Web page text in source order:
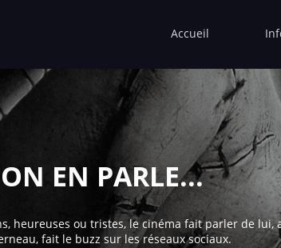
Accueil
ON EN PARLE...
heureuses ou tristes, le cinéma fait parler de lui,
fait le buzz sur les réseaux sociaux.